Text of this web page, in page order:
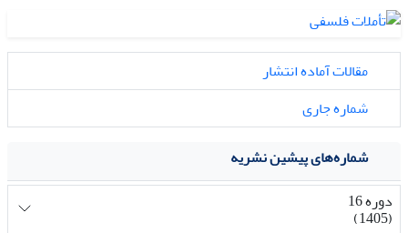
مقالات آماده انتشار
شماره جاری
شماره‌های پیشین نشریه
دوره 16
(1405)